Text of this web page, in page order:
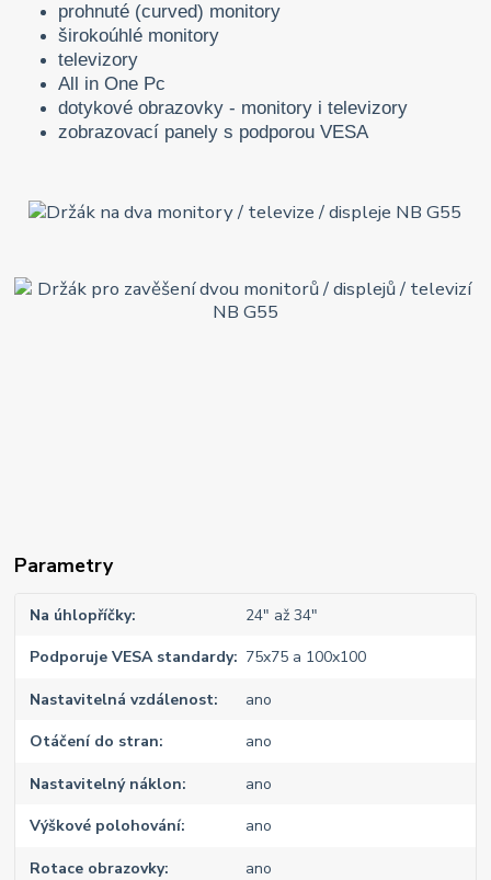
prohnuté (curved) monitory
širokoúhlé monitory
televizory
All in One Pc
dotykové obrazovky - monitory i televizory
zobrazovací panely s podporou VESA
Parametry
Na úhlopříčky 24" až 34"
Podporuje VESA standardy 75x75 a 100x100
Nastavitelná vzdálenost ano
Otáčení do stran ano
Nastavitelný náklon ano
Výškové polohování ano
Rotace obrazovky ano